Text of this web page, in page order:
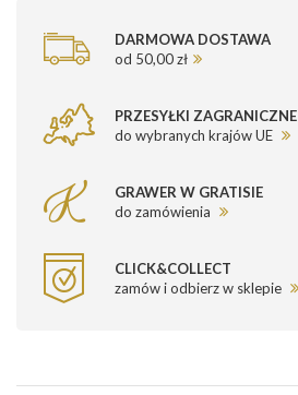
DARMOWA DOSTAWA
od 50,00 zł
PRZESYŁKI ZAGRANICZNE
do wybranych krajów UE
GRAWER W GRATISIE
do zamówienia
CLICK&COLLECT
zamów i odbierz w sklepie